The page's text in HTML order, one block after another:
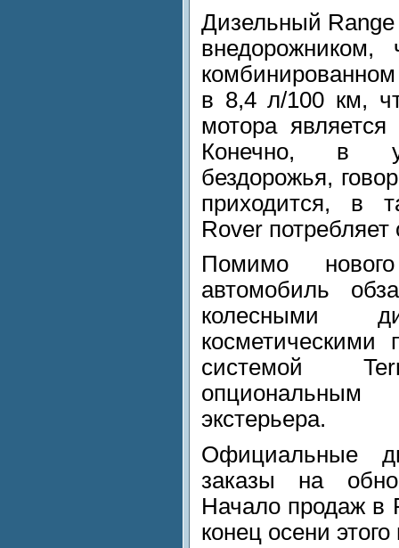
Дизельный
комбинированном
в 8,4 л/100 км,
мотора
Конечно, в
бездорожья,
приходится, в
Rover
Помимо
автомобиль
колесными
косметическими
системой
экстерьера.
Официальные
заказы на
Начало продаж в
конец осени этого